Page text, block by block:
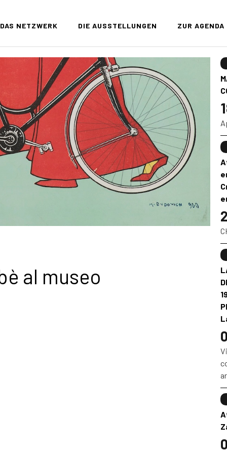
DAS NETZWERK DIE AUSSTELLUNGEN ZUR AGENDA
al museo